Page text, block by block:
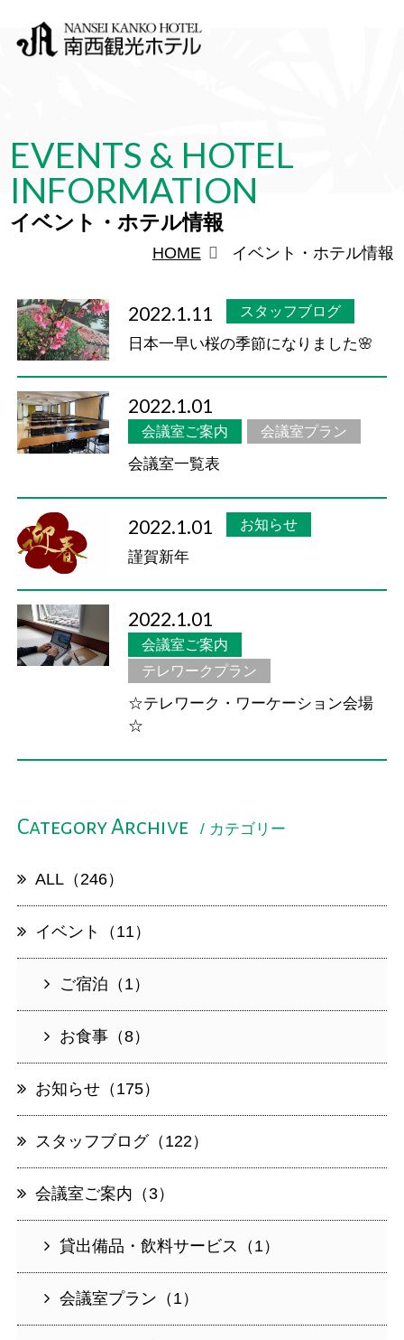
EVENTS & HOTEL
INFORMATION
イベント・ホテル情報
HOME イベント・ホテル情報
2022.1.11 スタッフブログ
日本一早い桜の季節になりました🌸
2022.1.01
会議室ご案内 会議室プラン
会議室一覧表
2022.1.01 お知らせ
謹賀新年
2022.1.01
会議室ご案内
テレワークプラン
☆テレワーク・ワーケーション会場
☆
Category Archive / カテゴリー
ALL（246）
イベント（11）
ご宿泊（1）
お食事（8）
お知らせ（175）
スタッフブログ（122）
会議室ご案内（3）
貸出備品・飲料サービス（1）
会議室プラン（1）